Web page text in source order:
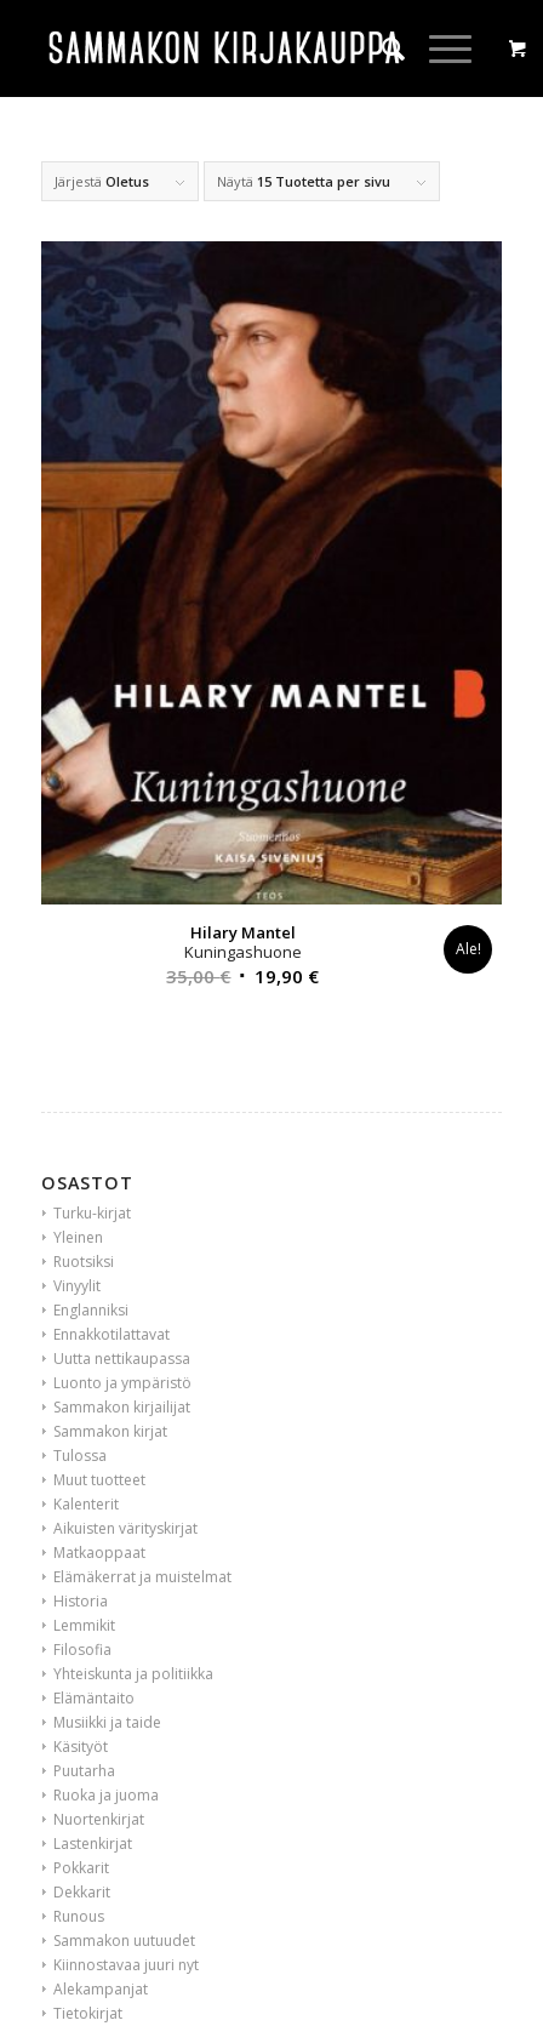
Järjestä Oletus Näytä 15 Tuotetta per sivu
Hilary Mantel
Kuningashuone
35,00€ Alkuperäinen
19,90 €Nykyinen
Ale!
OSASTOT
Turku-kirjat
Yleinen
Ruotsiksi
Vinyylit
Englanniksi
Ennakkotilattavat
Uutta nettikaupassa
Luonto ja ympäristö
Sammakon kirjailijat
Sammakon kirjat
Tulossa
Muut tuotteet
Kalenterit
Aikuisten värityskirjat
Matkaoppaat
Elämäkerrat ja muistelmat
Historia
Lemmikit
Filosofia
Yhteiskunta ja politiikka
Elämäntaito
Musiikki ja taide
Käsityöt
Puutarha
Ruoka ja juoma
Nuortenkirjat
Lastenkirjat
Pokkarit
Dekkarit
Runous
Sammakon uutuudet
Kiinnostavaa juuri nyt
Alekampanjat
Tietokirjat